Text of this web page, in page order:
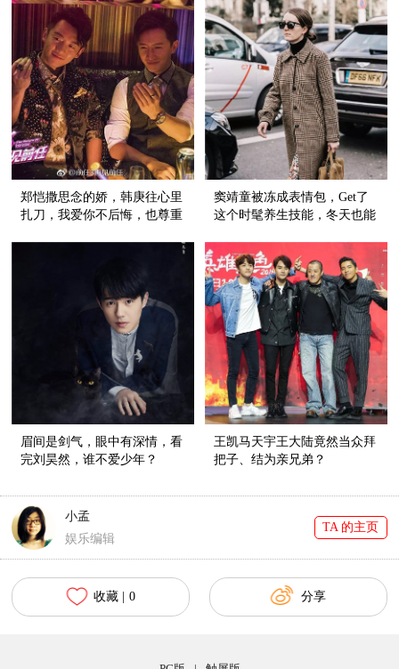
郑恺撒思念的娇，韩庚往心里
扎刀，我爱你不后悔，也尊重
窦靖童被冻成表情包，Get了
这个时髦养生技能，冬天也能
眉间是剑气，眼中有深情，看
完刘昊然，谁不爱少年？
王凯马天宇王大陆竟然当众拜
把子、结为亲兄弟？
小孟
娱乐编辑
TA 的主页
收藏 | 0 分享